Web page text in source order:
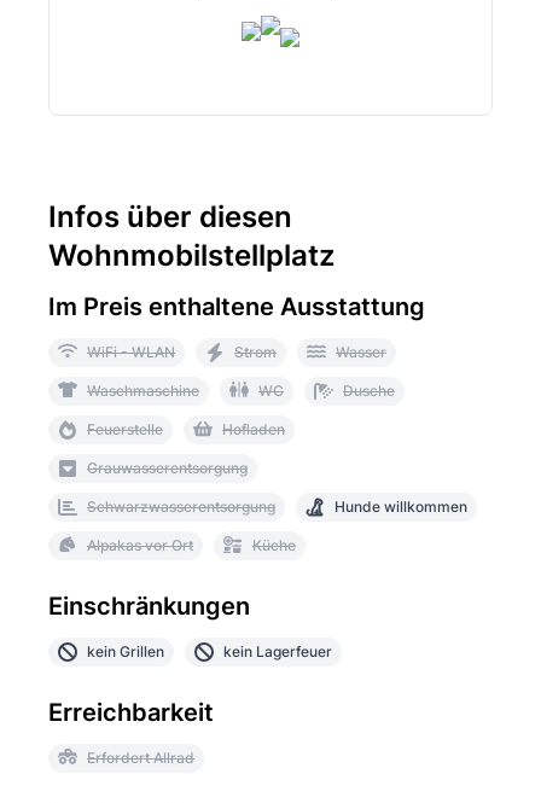
Infos über diesen
Wohnmobilstellplatz
Im Preis enthaltene Ausstattung
WiFi - WLAN Strom Wasser
Waschmaschine WC Dusche
Feuerstelle Hofladen
Grauwasserentsorgung
Schwarzwasserentsorgung Hunde willkommen
Alpakas vor Ort Küche
Einschränkungen
kein Grillen kein Lagerfeuer
Erreichbarkeit
Erfordert Allrad